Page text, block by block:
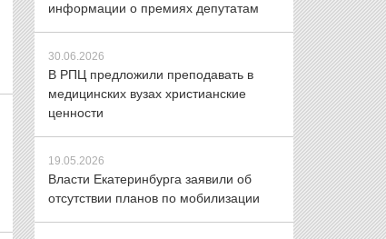
информации о премиях депутатам
30.06.2026
В РПЦ предложили преподавать в
медицинских вузах христианские
ценности
19.05.2026
Власти Екатеринбурга заявили об
отсутствии планов по мобилизации